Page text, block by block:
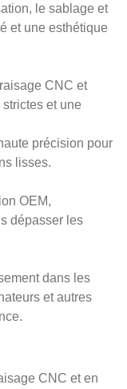
le sablage et
et une esthétique
CNC et
et une
précision pour
lisses.
OEM,
dépasser les
dans les
et autres
CNC et en